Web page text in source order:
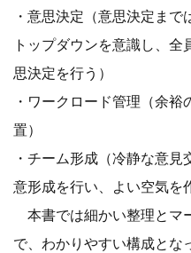
・意思決定（意思決定ま
トップダウンを意識し、
思決定を行う）
・ワークロード管理（余
置）
・チーム形成（冷静な意
意形成を行い、よい空気を
本書では細かい整理とマ
で、わかりやすい構成とな